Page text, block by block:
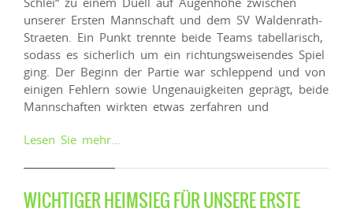
unserer Ersten Mannschaft und dem SV Waldenrath-
Straeten. Ein Punkt trennte beide Teams tabellarisch,
sodass es sicherlich um ein richtungsweisendes Spiel
ging. Der Beginn der Partie war schleppend und von
einigen Fehlern sowie Ungenauigkeiten geprägt, beide
Mannschaften wirkten etwas zerfahren und
Lesen Sie mehr…
WICHTIGER HEIMSIEG FÜR UNSERE ERSTE